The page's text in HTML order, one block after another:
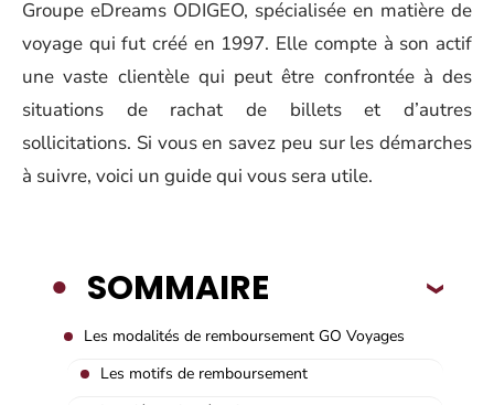
Groupe eDreams ODIGEO, spécialisée en matière de
voyage qui fut créé en 1997. Elle compte à son actif
une vaste clientèle qui peut être confrontée à des
situations de rachat de billets et d’autres
sollicitations. Si vous en savez peu sur les démarches
à suivre, voici un guide qui vous sera utile.
SOMMAIRE
Les modalités de remboursement GO Voyages
Les motifs de remboursement